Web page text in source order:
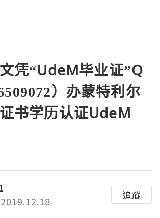
凭“UdeM毕业证”Q
）办蒙特利尔
书学历认证UdeM
追蹤